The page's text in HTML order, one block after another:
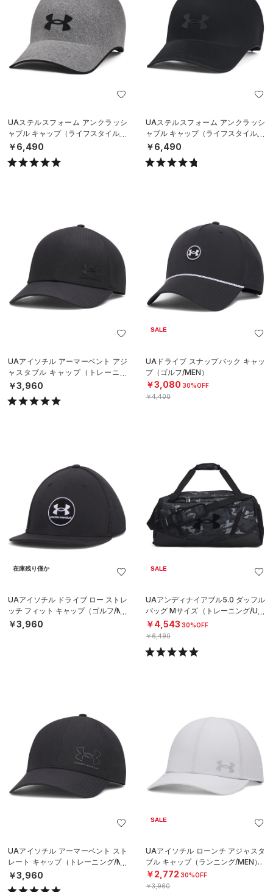
UAステルスフォーム アンクラッシ
ャブル キャップ（ライフスタイル/U
NISEX）
￥6,490
UAステルスフォーム アンクラッシ
ャブル キャップ（ライフスタイル/U
NISEX）
￥6,490
UAアイソチル アーマーベント アジ
ャスタブル キャップ（トレーニン
グ/MEN）
￥3,960
SALE
UAドライブ スナップバック キャッ
プ（ゴルフ/MEN）
￥3,080 30%OFF
￥4,400
在庫残り僅か
UAアイソチル ドライブ ロー ストレ
ッチ フィット キャップ（ゴルフ/ME
N）
￥3,960
SALE
UAアンディナイアブル5.0 ダッフル
バッグ Mサイズ（トレーニング/UNI
SEX）
￥4,543 30%OFF
￥6,490
UAアイソチル アーマーベント スト
レート キャップ（トレーニング/ME
N）
￥3,960
SALE
UAアイソチル ローンチ アジャスタ
ブル キャップ（ランニング/MEN）
￥2,772 30%OFF
￥3,960